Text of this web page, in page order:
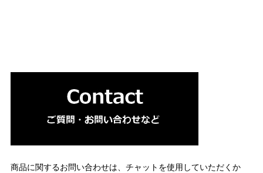
商品に関するお問い合わせは、チャットを使用していただくか